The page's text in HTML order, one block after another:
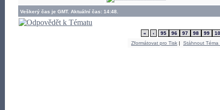
Veškerý čas je GMT. Aktuální čas: 14:48.
« ‹ 95 96 97 98 99
Zformátovat pro Tisk | Stáhnout Téma